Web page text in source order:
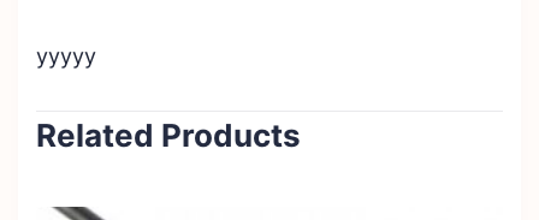
yyyyy
Related Products